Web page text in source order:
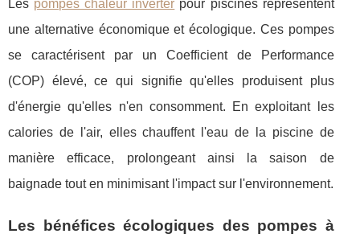
Les pompes chaleur inverter pour piscines représentent
une alternative économique et écologique. Ces pompes
se caractérisent par un Coefficient de Performance
(COP) élevé, ce qui signifie qu'elles produisent plus
d'énergie qu'elles n'en consomment. En exploitant les
calories de l'air, elles chauffent l'eau de la piscine de
manière efficace, prolongeant ainsi la saison de
baignade tout en minimisant l'impact sur l'environnement.
Les bénéfices écologiques des pompes à